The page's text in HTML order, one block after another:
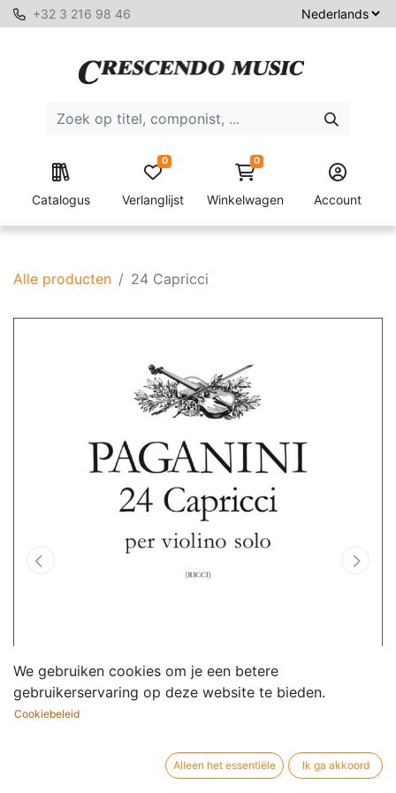
+32 3 216 98 46
Catalogus Verlanglijst
0 0
Winkelwagen Account
Alle producten 24 Capricci
We gebruiken cookies om je een betere
gebruikerservaring op deze website te bieden.
Cookiebeleid
Alleen het essentiële Ik ga akkoord